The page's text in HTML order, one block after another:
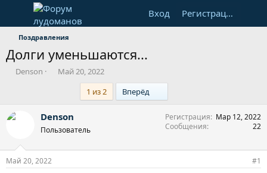
Вход Регистрация
Поздравления
Долги уменьшаются...
А
р
м
ы
Denson
Д
н
ч
а
Май 20, 2022
1 из 2
Вперёд
Denson
Пользователь
Регистрация
Мар 12, 2022
Сообщения
22
Май 20, 2022 #1